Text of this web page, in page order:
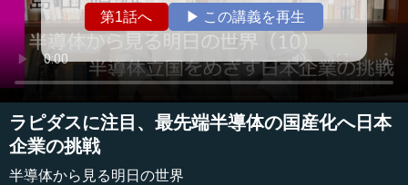
第1話へ ▶ この講義を再生
ラピダスに注目、最先端半導体の国産化へ日本
企業の挑戦
半導体から見る明日の世界